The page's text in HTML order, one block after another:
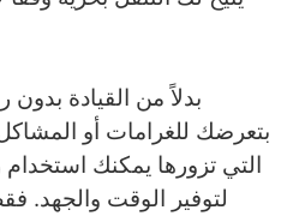
بدلاً من القيادة
بتعرضك للغرامات أو المشاكل
التي تزورها يمكنك استخدام
لتوفير الوقت والجهد.